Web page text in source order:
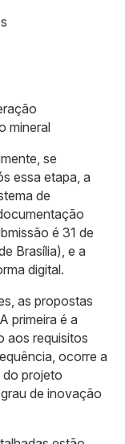
mineral
se
essa etapa, a
de
é 31 de
Brasília), e a
digital.
as propostas
primeira é a
aos requisitos
ocorre a
do projeto
de inovação